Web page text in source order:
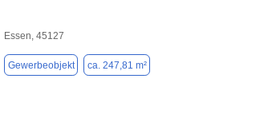
Essen, 45127
Gewerbeobjekt ca. 247,81 m²